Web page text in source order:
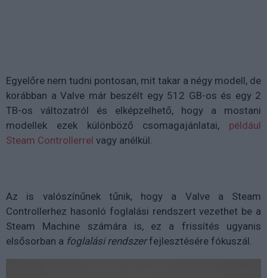
Egyelőre nem tudni pontosan, mit takar a négy modell, de
korábban a Valve már beszélt egy 512 GB-os és egy 2
TB-os változatról és elképzelhető, hogy a mostani
modellek ezek különböző csomagajánlatai, például
Steam Controllerrel vagy anélkül.
Az is valószínűnek tűnik, hogy a Valve a Steam
Controllerhez hasonló foglalási rendszert vezethet be a
Steam Machine számára is, ez a frissítés ugyanis
elsősorban a foglalási rendszerfejlesztésére fókuszál.